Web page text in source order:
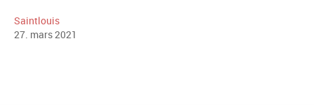
Saintlouis
27 mars2021